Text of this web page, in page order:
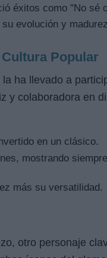
éxitos como "No sé
evolución y
Popular
ha llevado a
y colaboradora en
en un clásico.
mostrando
más su versatilidad.
otro personaje